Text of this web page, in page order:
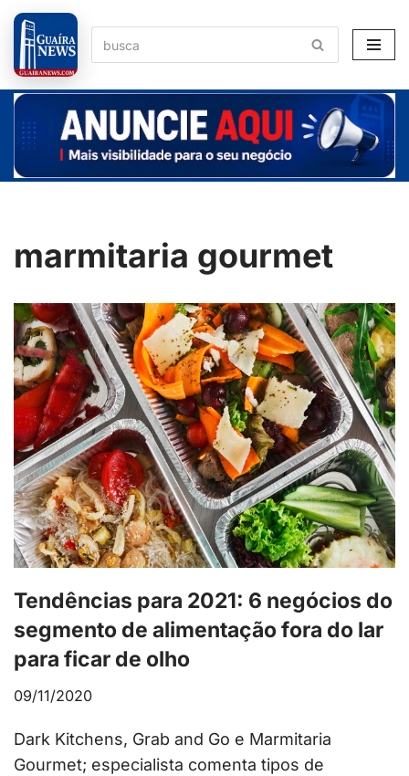
Pular
para
o
conteúdo
marmitaria gourmet
Tendências para 2021: 6 negócios do
segmento de alimentação fora do lar
para ficar de olho
09/11/2020
Dark Kitchens, Grab and Go e Marmitaria
Gourmet; especialista comenta tipos de